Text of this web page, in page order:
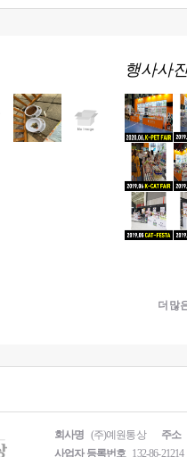
행사사
더 많
회사명 (주)예원통상 주소
사업자 등록번호 132-86-21214